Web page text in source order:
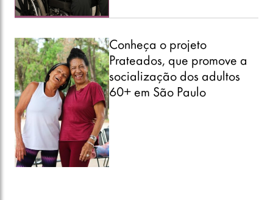
Conheça o projeto
Prateados, que promove a
socialização dos adultos
60+ em São Paulo